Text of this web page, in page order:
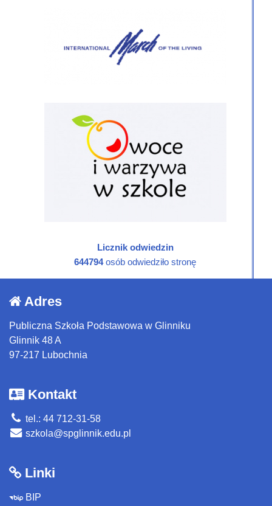
Licznik odwiedzin
644794osób odwiedziło stronę
Adres
Publiczna Szkoła Podstawowa w Glinniku
Glinnik 48 A
97-217 Lubochnia
Kontakt
tel.: 44 712-31-58
szkola@spglinnik.edu.pl
Linki
BIP